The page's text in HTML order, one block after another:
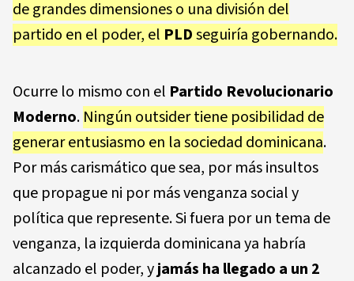
de grandes dimensiones o una división del
partido en el poder, el PLDseguiría gobernando.
Ocurre lo mismo con el Partido Revolucionario
Moderno. Ningún outsider tiene posibilidad de
generar entusiasmo en la sociedad dominicana.
Por más carismático que sea, por más insultos
que propague ni por más venganza social y
política que represente. Si fuera por un tema de
venganza, la izquierda dominicana ya habría
alcanzado el poder, yjamás ha llegado a un 2